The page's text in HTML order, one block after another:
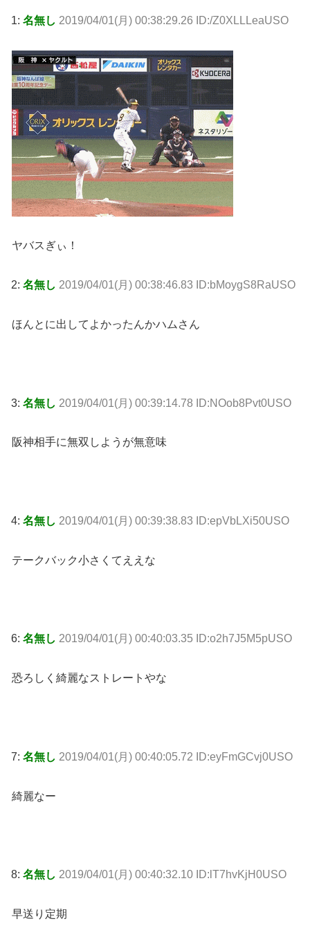
1: 名無し 2019/04/01(月) 00:38:29.26 ID:/Z0XLLLeaUSO
ヤバスぎぃ！
2: 名無し 2019/04/01(月) 00:38:46.83 ID:bMoygS8RaUSO
ほんとに出してよかったんかハムさん
3: 名無し 2019/04/01(月) 00:39:14.78 ID:NOob8Pvt0USO
阪神相手に無双しようが無意味
4: 名無し 2019/04/01(月) 00:39:38.83 ID:epVbLXi50USO
テークバック小さくてええな
6: 名無し 2019/04/01(月) 00:40:03.35 ID:o2h7J5M5pUSO
恐ろしく綺麗なストレートやな
7: 名無し 2019/04/01(月) 00:40:05.72 ID:eyFmGCvj0USO
綺麗なー
8: 名無し 2019/04/01(月) 00:40:32.10 ID:lT7hvKjH0USO
早送り定期